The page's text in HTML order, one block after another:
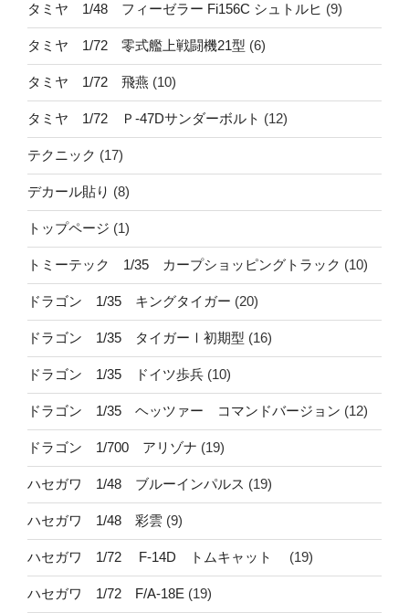
タミヤ 1/48 フィーゼラー Fi156C シュトルヒ (9)
タミヤ 1/72 零式艦上戦闘機21型 (6)
タミヤ 1/72 飛燕 (10)
タミヤ 1/72 Ｐ-47Dサンダーボルト (12)
テクニック (17)
デカール貼り (8)
トップページ (1)
トミーテック 1/35 カープショッピングトラック (10)
ドラゴン 1/35 キングタイガー (20)
ドラゴン 1/35 タイガーⅠ初期型 (16)
ドラゴン 1/35 ドイツ歩兵 (10)
ドラゴン 1/35 ヘッツァー コマンドバージョン (12)
ドラゴン 1/700 アリゾナ (19)
ハセガワ 1/48 ブルーインパルス (19)
ハセガワ 1/48 彩雲 (9)
ハセガワ 1/72 F-14D トムキャット (19)
ハセガワ 1/72 F/A-18E (19)